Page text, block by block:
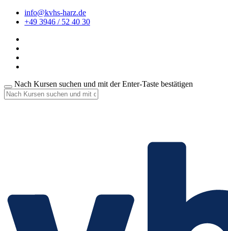
info@kvhs-harz.de
+49 3946 / 52 40 30
Nach Kursen suchen und mit der Enter-Taste bestätigen